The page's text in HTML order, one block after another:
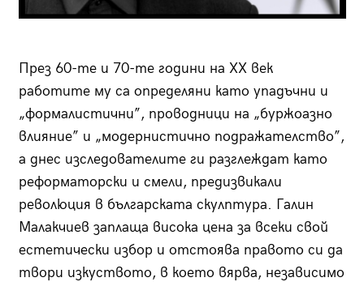
През 60-те и 70-те години на ХХ век
работите му са определяни като упадъчни и
„формалистични”, проводници на „буржоазно
влияние” и „модернистично подражателство”,
а днес изследователите ги разглеждат като
реформаторски и смели, предизвикали
революция в българската скулптура. Галин
Малакчиев заплаща висока цена за всеки свой
естетически избор и отстоява правото си да
твори изкуството, в което вярва, независимо